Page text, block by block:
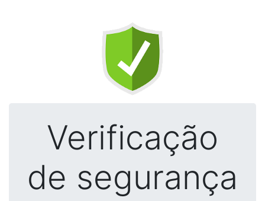
Verificação
de segurança